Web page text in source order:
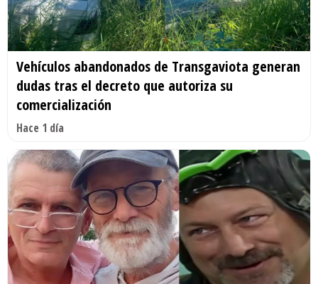
Vehículos abandonados de Transgaviota generan
dudas tras el decreto que autoriza su
comercialización
Hace 1 día